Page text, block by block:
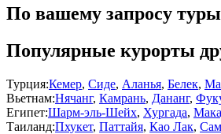
По вашему запросу
Популярные курорты
Турция:Кемер, Сиде, Аланья, Белек,
Вьетнам:Нячанг, Камрань, Дананг,
Египет:Шарм-эль-Шейх, Хургада,
Таиланд:Пхукет, Паттайя, Као Лак,